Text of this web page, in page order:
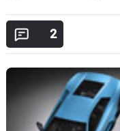
Electriques
Utilitaires
Flottes
2